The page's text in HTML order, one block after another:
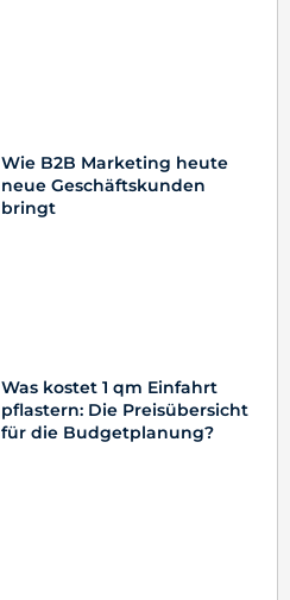
Wie B2B Marketing heute
neue Geschäftskunden
bringt
Was kostet 1 qm Einfahrt
pflastern: Die Preisübersicht
für die Budgetplanung?